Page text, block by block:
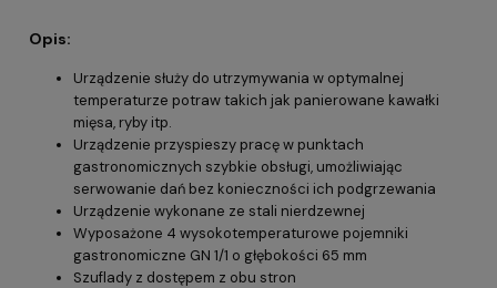
Opis:
Urządzenie służy do utrzymywania w optymalnej
temperaturze potraw takich jak panierowane kawałki
mięsa, ryby itp.
Urządzenie przyspieszy pracę w punktach
gastronomicznych szybkie obsługi, umożliwiając
serwowanie dań bez konieczności ich podgrzewania
Urządzenie wykonane ze stali nierdzewnej
Wyposażone 4 wysokotemperaturowe pojemniki
gastronomiczne GN 1/1 o głębokości 65 mm
Szuflady z dostępem z obu stron